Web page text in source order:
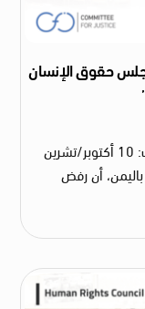
حقوق الإنسان
خبر صحفي تحرير: كوميتي فور جستس جنيف: 10 أكتوبر/تشرين
باليمن، أن رفض